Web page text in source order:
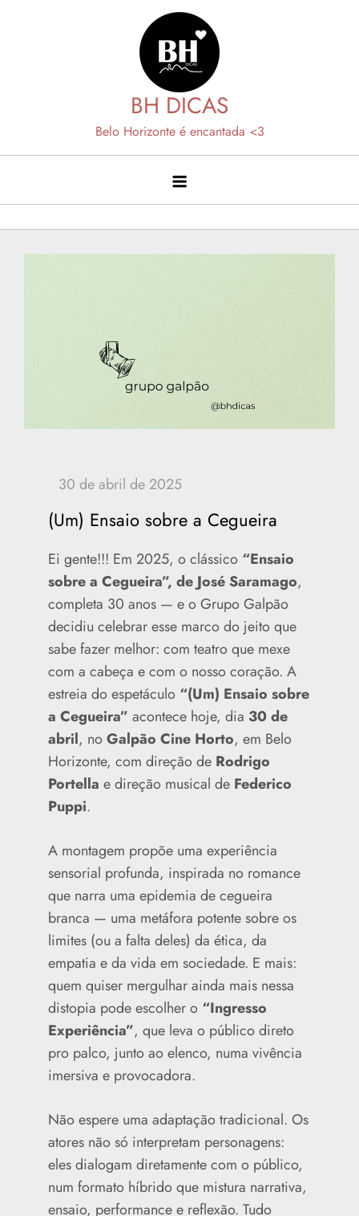
BH DICAS
Belo Horizonte é encantada <3
(Um) Ensaio sobre a Cegueira
Ei gente!!! Em 2025, o clássico “Ensaio
sobre a Cegueira”, de José Saramago,
completa 30 anos — e o Grupo Galpão
decidiu celebrar esse marco do jeito que
sabe fazer melhor: com teatro que mexe
com a cabeça e com o nosso coração. A
estreia do espetáculo “(Um) Ensaio sobre
a Cegueira” acontece hoje, dia 30 de
abril, noGalpão Cine Horto, em Belo
Horizonte, com direção de Rodrigo
Portella e direção musical de Federico
Puppi.
A montagem propõe uma experiência
sensorial profunda, inspirada no romance
que narra uma epidemia de cegueira
branca — uma metáfora potente sobre os
limites (ou a falta deles) da ética, da
empatia e da vida em sociedade. E mais:
quem quiser mergulhar ainda mais nessa
distopia pode escolher o “Ingresso
Experiência”, que leva o público direto
pro palco, junto ao elenco, numa vivência
imersiva e provocadora.
Não espere uma adaptação tradicional. Os
atores não só interpretam personagens:
eles dialogam diretamente com o público,
num formato híbrido que mistura narrativa,
ensaio, performance e reflexão. Tudo